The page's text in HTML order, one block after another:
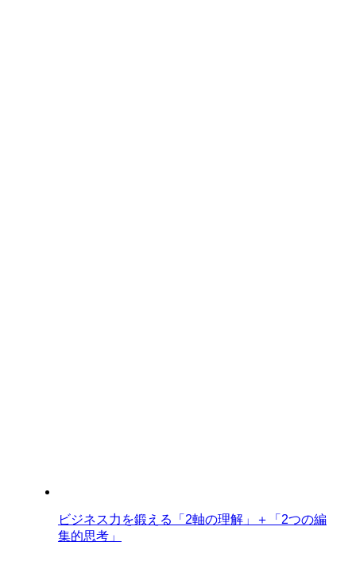
ビジネス力を鍛える「2軸の理解」＋「2つの編
集的思考」